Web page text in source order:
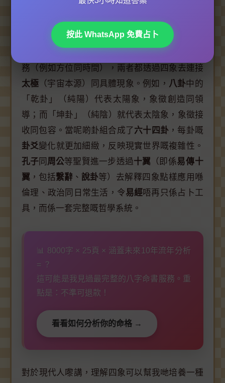
四象嘅影響亦體現喺 八卦同六十四卦
創立嘅先天八卦同周文王發展嘅後天八卦
都係以四象為基礎去演化。 先天八卦
強調自然規
律（例如天地定位），而後天八卦就側重人間事
務（例如方位同時間），兩者都透過四象去連接
太極 （宇宙本源）同具體現象。例如， 八卦中的
「乾卦」（純陽）代表太陽象，象徵創造同領
導；而「坤卦」（純陰）就代表太陰象，象徵接
收同包容。當呢啲卦組合成了六十四卦 ，每卦嘅
卦爻變化就更加細緻，反映現實世界嘅複雜性。
孔子 同 周公等聖賢進一步透過十翼 （即係易傳十
翼 ，包括繫辭 、 說卦等）去解釋四象點樣應用喺
倫理、政治同日常生活，令易經唔再只係占卜工
具，而係一套完整嘅哲學系統。
📊 8000字 × 25頁 × 涵蓋未來10年流年分析
= ？
這可能是我見過最完整的八字命書服務。重
點是：不準可退款！
看看如何分析你的命格 →
對於現代人嚟講，理解四象可以幫我哋培養一種
按此 WhatsApp 免費占卜